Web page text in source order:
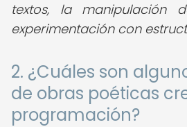
textos, la manipulación
experimentación con
2. ¿Cuáles son
de obras poéticas
programación?